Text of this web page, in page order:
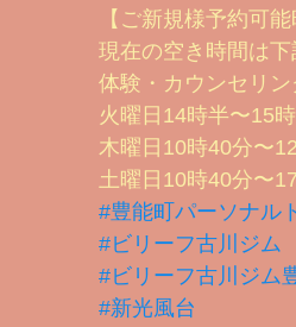
【ご新規様予約可
現在の空き時間は
体験・カウンセリ
火曜日14時半〜15
木曜日10時40分〜
土曜日10時40分〜
#豊能町パーソナル
#ビリーフ古川ジム
#ビリーフ古川ジム
#新光風台